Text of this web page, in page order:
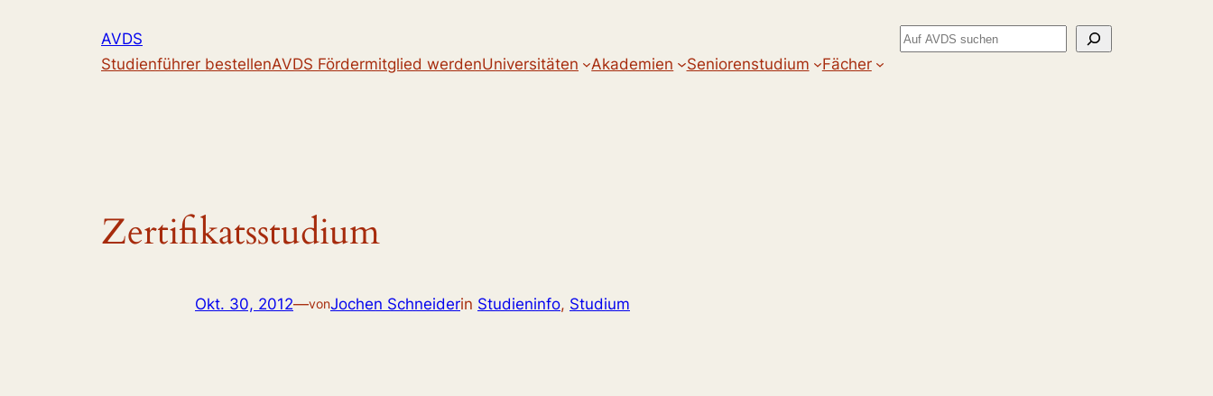
AVDS
Suchen
Studienführer bestellenAVDS Fördermitglied werdenUniversitäten Akademien Seniorenstudium Fächer
Zertifikatsstudium
Okt. 30, 2012—vonJochen Schneiderin Studieninfo, Studium